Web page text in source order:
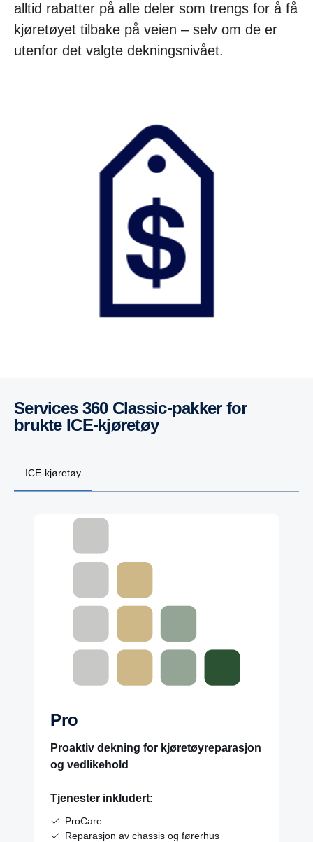
alltid rabatter på alle deler som trengs for å få
kjøretøyet tilbake på veien – selv om de er
utenfor det valgte dekningsnivået.
Services 360 Classic-pakker for
brukte ICE-kjøretøy
ICE-kjøretøy
Pro
Proaktiv dekning for kjøretøyreparasjon
og vedlikehold
Tjenester inkludert:
ProCare
Reparasjon av chassis og førerhus